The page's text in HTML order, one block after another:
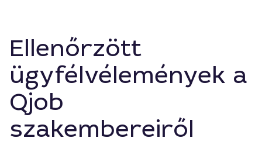
Ellenőrzött
ügyfélvélemények a
Qjob
szakembereiről